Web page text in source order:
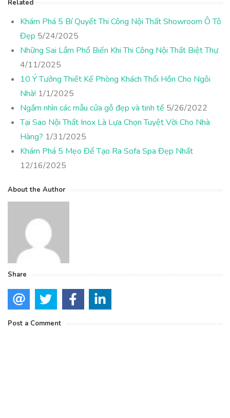
Related
Khám Phá 5 Bí Quyết Thi Công Nội Thất Showroom Ô Tô
Đẹp 5/24/2025
Những Sai Lầm Phổ Biến Khi Thi Công Nội Thất Biệt Thự
4/11/2025
10 Ý Tưởng Thiết Kế Phòng Khách Thổi Hồn Cho Ngôi
Nhà! 1/1/2025
Ngắm nhìn các mẫu cửa gỗ đẹp và tinh tế 5/26/2022
Tại Sao Nội Thất Inox Là Lựa Chọn Tuyệt Vời Cho Nhà
Hàng? 1/31/2025
Khám Phá 5 Mẹo Để Tạo Ra Sofa Spa Đẹp Nhất
12/16/2025
About the Author
Share
Post a Comment